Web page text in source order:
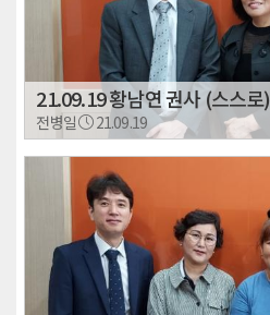
21.09.19 황남연 권사 (스스로)
전병일 21.09.19